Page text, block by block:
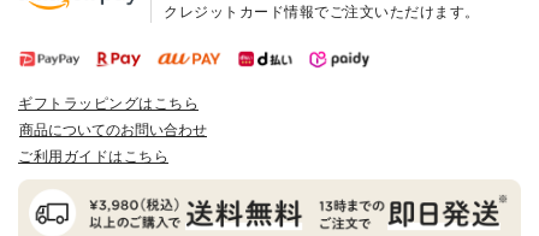
クレジットカード情報でご注文いただけます。
ギフトラッピングはこちら
商品についてのお問い合わせ
ご利用ガイドはこちら